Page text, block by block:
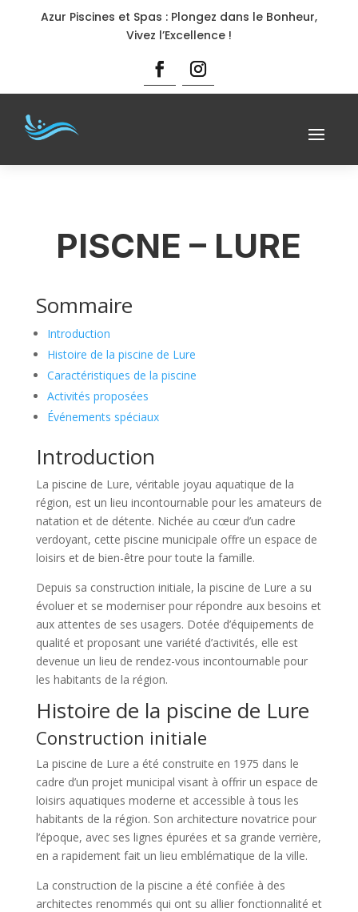
Azur Piscines et Spas : Plongez dans le Bonheur,
Vivez l’Excellence !
PISCNE – LURE
Sommaire
Introduction
Histoire de la piscine de Lure
Caractéristiques de la piscine
Activités proposées
Événements spéciaux
Introduction
La piscine de Lure, véritable joyau aquatique de la
région, est un lieu incontournable pour les amateurs de
natation et de détente. Nichée au cœur d’un cadre
verdoyant, cette piscine municipale offre un espace de
loisirs et de bien-être pour toute la famille.
Depuis sa construction initiale, la piscine de Lure a su
évoluer et se moderniser pour répondre aux besoins et
aux attentes de ses usagers. Dotée d’équipements de
qualité et proposant une variété d’activités, elle est
devenue un lieu de rendez-vous incontournable pour
les habitants de la région.
Histoire de la piscine de Lure
Construction initiale
La piscine de Lure a été construite en 1975 dans le
cadre d’un projet municipal visant à offrir un espace de
loisirs aquatiques moderne et accessible à tous les
habitants de la région. Son architecture novatrice pour
l’époque, avec ses lignes épurées et sa grande verrière,
en a rapidement fait un lieu emblématique de la ville.
La construction de la piscine a été confiée à des
architectes renommés qui ont su allier fonctionnalité et